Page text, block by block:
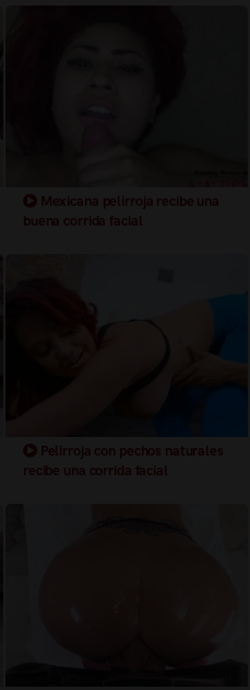
Mexicana pelirroja recibe una
buena corrida facial
Pelirroja con pechos naturales
recibe una corrida facial